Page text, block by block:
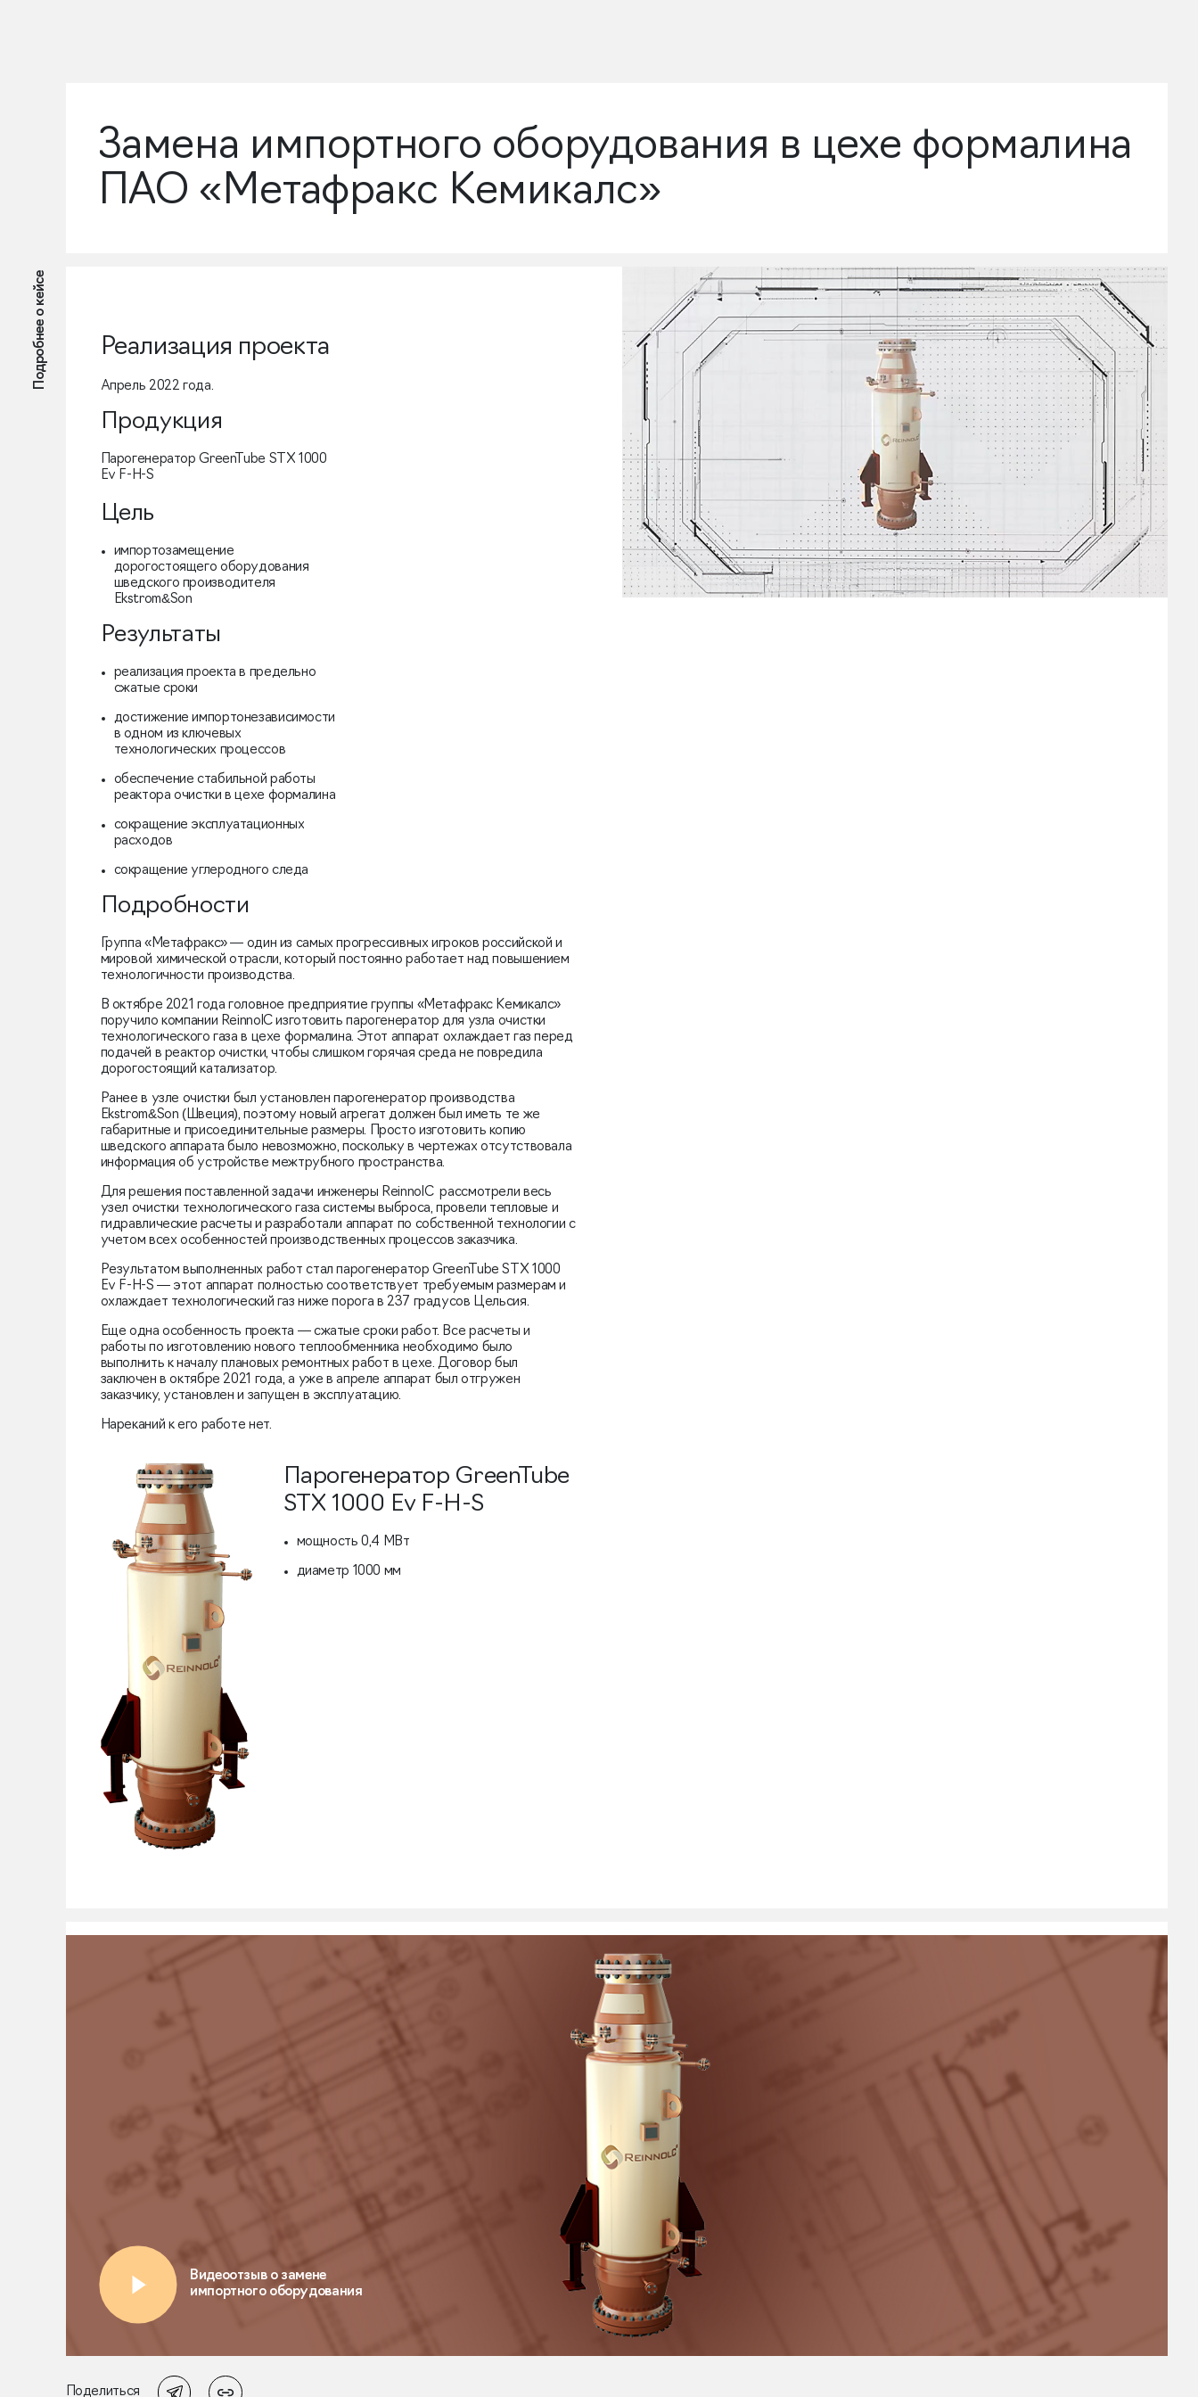
Замена импортного оборудования в цехе формалина
ПАО «Метафракс Кемикалс»
Подробнее о кейсе Реализация проекта
Апрель 2022 года.
Продукция
Парогенератор GreenTube STX 1000
Ev F-H-S
Цель
импортозамещение
дорогостоящего оборудования
шведского производителя
Ekstrom&Son
Результаты
реализация проекта в предельно
сжатые сроки
достижение импортонезависимости
в одном из ключевых
технологических процессов
обеспечение стабильной работы
реактора очистки в цехе формалина
сокращение эксплуатационных
расходов
сокращение углеродного следа
Подробности
Группа «Метафракс» — один из самых прогрессивных игроков российской и
мировой химической отрасли, который постоянно работает над повышением
технологичности производства.
В октябре 2021 года головное предприятие группы «Метафракс Кемикалс»
поручило компании ReinnolC изготовить парогенератор для узла очистки
технологического газа в цехе формалина. Этот аппарат охлаждает газ перед
подачей в реактор очистки, чтобы слишком горячая среда не повредила
дорогостоящий катализатор.
Ранее в узле очистки был установлен парогенератор производства
Ekstrom&Son (Швеция), поэтому новый агрегат должен был иметь те же
габаритные и присоединительные размеры. Просто изготовить копию
шведского аппарата было невозможно, поскольку в чертежах отсутствовала
информация об устройстве межтрубного пространства.
Для решения поставленной задачи инженеры ReinnolC рассмотрели весь
узел очистки технологического газа системы выброса, провели тепловые и
гидравлические расчеты и разработали аппарат по собственной технологии с
учетом всех особенностей производственных процессов заказчика.
Результатом выполненных работ стал парогенератор GreenTube STX 1000
Ev F-H-S — этот аппарат полностью соответствует требуемым размерам и
охлаждает технологический газ ниже порога в 237 градусов Цельсия.
Еще одна особенность проекта — сжатые сроки работ. Все расчеты и
работы по изготовлению нового теплообменника необходимо было
выполнить к началу плановых ремонтных работ в цехе. Договор был
заключен в октябре 2021 года, а уже в апреле аппарат был отгружен
заказчику, установлен и запущен в эксплуатацию.
Нареканий к его работе нет.
Парогенератор GreenTube
STX 1000 Ev F-H-S
мощность 0,4 МВт
диаметр 1000 мм
Поделиться